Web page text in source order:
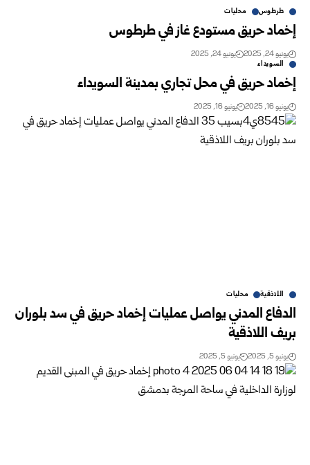
طرطوس محليات
إخماد حريق مستودع غاز في طرطوس
يونيو 24, 2025 يونيو 24, 2025
السويداء
إخماد حريق في محل تجاري بمدينة السويداء
يونيو 16, 2025 يونيو 16, 2025
اللاذقية محليات
الدفاع المدني يواصل عمليات إخماد حريق في سد بلوران
بريف اللاذقية
يونيو 5, 2025 يونيو 5, 2025